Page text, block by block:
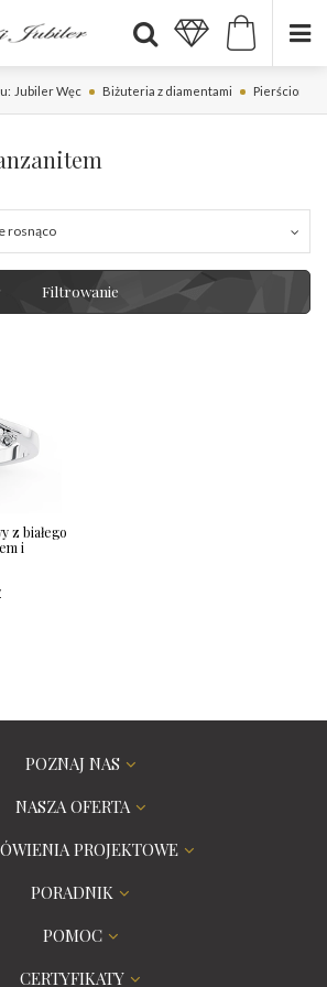
Jubiler Węc Biżuteria z diamentami Pierścionki
rosnąco
Filtrowanie
z białego
i
POZNAJ NAS
NASZA OFERTA
PROJEKTOWE
PORADNIK
POMOC
CERTYFIKATY